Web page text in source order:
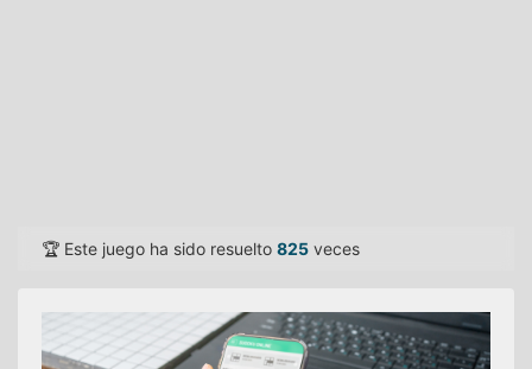
🏆 Este juego ha sido resuelto 825 veces